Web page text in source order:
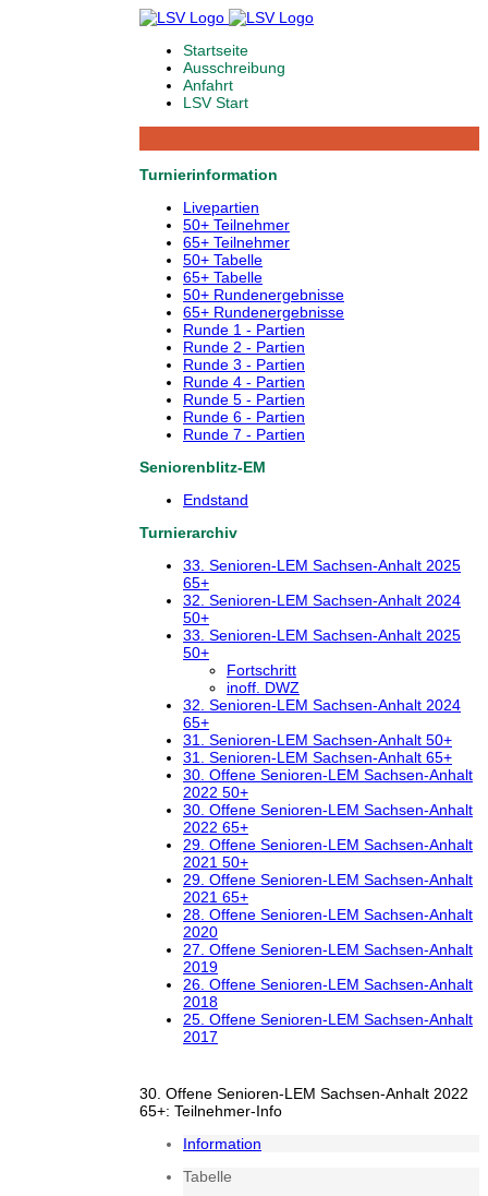
Startseite
Ausschreibung
Anfahrt
LSV Start
Turnierinformation
Livepartien
50+ Teilnehmer
65+ Teilnehmer
50+ Tabelle
65+ Tabelle
50+ Rundenergebnisse
65+ Rundenergebnisse
Runde 1 - Partien
Runde 2 - Partien
Runde 3 - Partien
Runde 4 - Partien
Runde 5 - Partien
Runde 6 - Partien
Runde 7 - Partien
Seniorenblitz-EM
Endstand
Turnierarchiv
33. Senioren-LEM Sachsen-Anhalt 2025
65+
32. Senioren-LEM Sachsen-Anhalt 2024
50+
33. Senioren-LEM Sachsen-Anhalt 2025
50+
Fortschritt
inoff. DWZ
32. Senioren-LEM Sachsen-Anhalt 2024
65+
31. Senioren-LEM Sachsen-Anhalt 50+
31. Senioren-LEM Sachsen-Anhalt 65+
30. Offene Senioren-LEM Sachsen-Anhalt
2022 50+
30. Offene Senioren-LEM Sachsen-Anhalt
2022 65+
29. Offene Senioren-LEM Sachsen-Anhalt
2021 50+
29. Offene Senioren-LEM Sachsen-Anhalt
2021 65+
28. Offene Senioren-LEM Sachsen-Anhalt
2020
27. Offene Senioren-LEM Sachsen-Anhalt
2019
26. Offene Senioren-LEM Sachsen-Anhalt
2018
25. Offene Senioren-LEM Sachsen-Anhalt
2017
30. Offene Senioren-LEM Sachsen-Anhalt 2022
65+: Teilnehmer-Info
Information
Tabelle